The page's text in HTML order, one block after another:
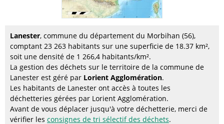
Lanester, commune du département du Morbihan (56),
comptant 23 263 habitants sur une superficie de 18.37 km²,
soit une densité de 1 266,4 habitants/km².
La gestion des déchets sur le territoire de la commune de
Lanester est géré par Lorient Agglomération.
Les habitants de Lanester ont accès à toutes les
déchetteries gérées par Lorient Agglomération.
Avant de vous déplacer jusqu'à votre déchetterie, merci de
vérifier les consignes de tri sélectif des déchets.